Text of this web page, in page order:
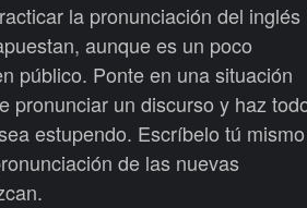
la pronunciación del inglés
aunque es un poco
público. Ponte en una situación
pronunciar un discurso y haz
estupendo. Escríbelo tú mismo
de las nuevas